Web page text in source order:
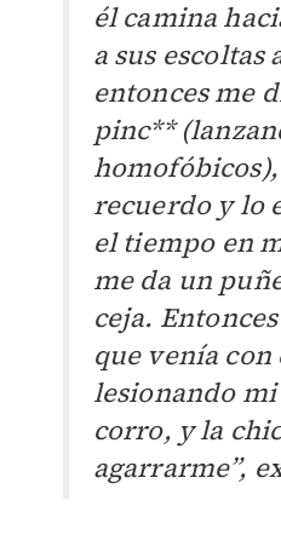
él camina
a sus escoltas
entonces me
pinc**
recuerdo y lo
el tiempo en
me da un
ceja.
que venía
lesionando mi
corro, y la
agarrarme”,